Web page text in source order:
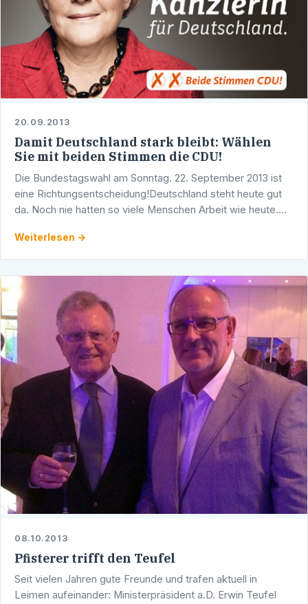
20.09.2013
Damit Deutschland stark bleibt: Wählen
Sie mit beiden Stimmen die CDU!
Die Bundestagswahl am Sonntag. 22. September 2013 ist
eine Richtungsentscheidung!Deutschland steht heute gut
da. Noch nie hatten so viele Menschen Arbeit wie heute.
Weiterlesen →
08.10.2013
Pfisterer trifft den Teufel
Seit vielen Jahren gute Freunde und trafen aktuell in
Leimen aufeinander: Ministerpräsident a.D. Erwin Teufel